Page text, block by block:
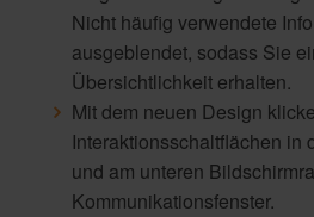
Nicht häufig verwendete
ausgeblendet, sodass Sie
Übersichtlichkeit erhalten.
Mit dem neuen Design
Interaktionsschaltflächen in
und am unteren
Kommunikationsfenster.